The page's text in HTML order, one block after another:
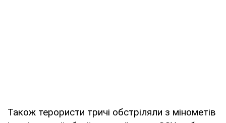
Також терористи тричі обстріляли з мінометів